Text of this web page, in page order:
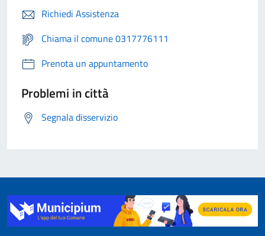
Richiedi Assistenza
Chiama il comune 0317776111
Prenota un appuntamento
Problemi in città
Segnala disservizio